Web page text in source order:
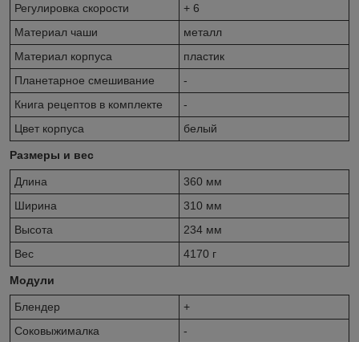
Регулировка скорости
+ 6
Материал чаши
металл
Материал корпуса
пластик
Планетарное смешивание
-
Книга рецептов в комплекте
-
Цвет корпуса
белый
Размеры и вес
Длина
360 мм
Ширина
310 мм
Высота
234 мм
Вес
4170 г
Модули
Блендер
+
Соковыжималка
-